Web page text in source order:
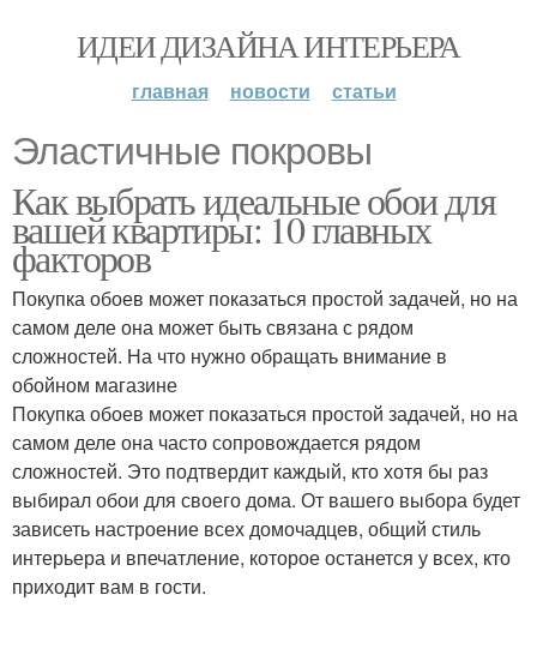
ИДЕИ ДИЗАЙНА ИНТЕРЬЕРА
главная новости статьи
Эластичные покровы
Как выбрать идеальные обои для
вашей квартиры: 10 главных
факторов
Покупка обоев может показаться простой задачей, но на
самом деле она может быть связана с рядом
сложностей. На что нужно обращать внимание в
обойном магазине
Покупка обоев может показаться простой задачей, но на
самом деле она часто сопровождается рядом
сложностей. Это подтвердит каждый, кто хотя бы раз
выбирал обои для своего дома. От вашего выбора будет
зависеть настроение всех домочадцев, общий стиль
интерьера и впечатление, которое останется у всех, кто
приходит вам в гости.